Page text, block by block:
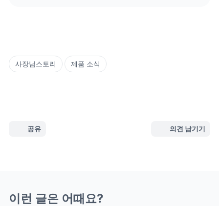
사장님스토리 제품 소식
공유 의견 남기기
이런 글은 어때요?